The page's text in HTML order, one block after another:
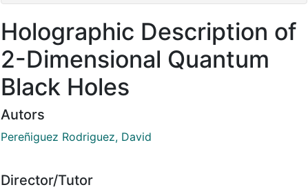
Holographic Description of
2-Dimensional Quantum
Black Holes
Autors
Pereñiguez Rodriguez, David
Director/Tutor